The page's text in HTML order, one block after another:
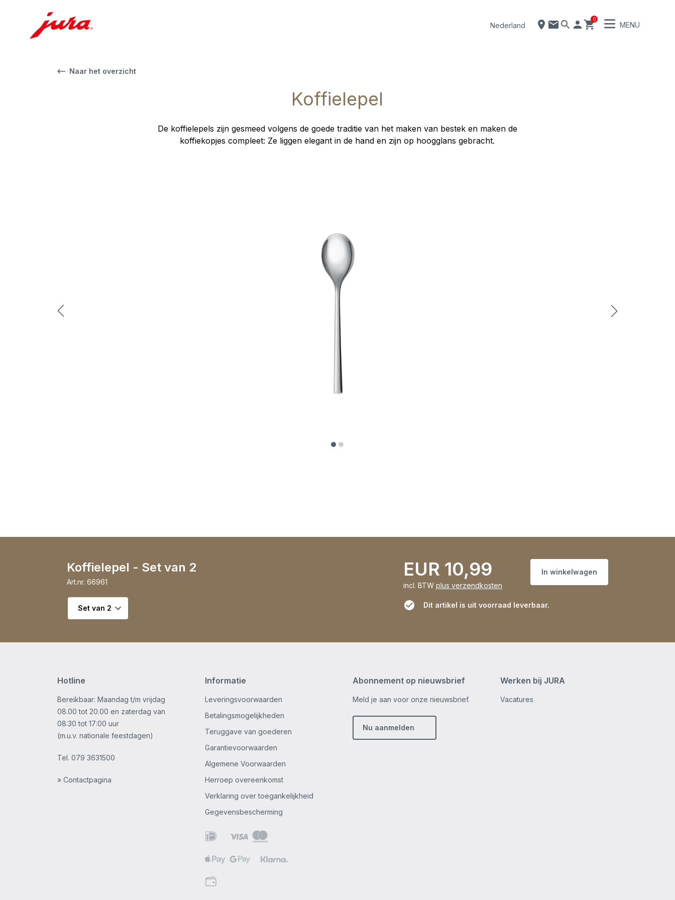
Nederland
0
MENU
Naar het overzicht
Koffielepel
De koffielepels zijn gesmeed volgens de goede traditie van het maken van bestek en maken de
koffiekopjes compleet: Ze liggen elegant in de hand en zijn op hoogglans gebracht.
EUR 10,99
incl. BTW plus verzendkosten
In winkelwagen
Dit artikel is uit voorraad leverbaar.
Selecteer variant
Koffielepel - Set van 2
Art.nr. 66961
Hotline
Bereikbaar: Maandag t/m vrijdag
08.00 tot 20.00 en zaterdag van
08:30 tot 17:00 uur
(m.u.v. nationale feestdagen)
Tel. 079 3631500
» Contactpagina
Informatie
Leveringsvoorwaarden
Betalingsmogelijkheden
Teruggave van goederen
Garantievoorwaarden
Algemene Voorwaarden
Herroep overeenkomst
Verklaring over toegankelijkheid
Gegevensbescherming
Abonnement op nieuwsbrief
Meld je aan voor onze nieuwsbrief.
Nu aanmelden
Werken bij JURA
Vacatures